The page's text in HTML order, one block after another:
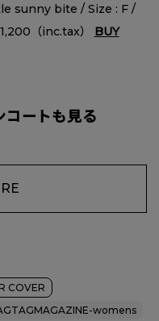
sunny bite / Size : F /
（inc.tax） BUY
コートも見る
COVER
womens